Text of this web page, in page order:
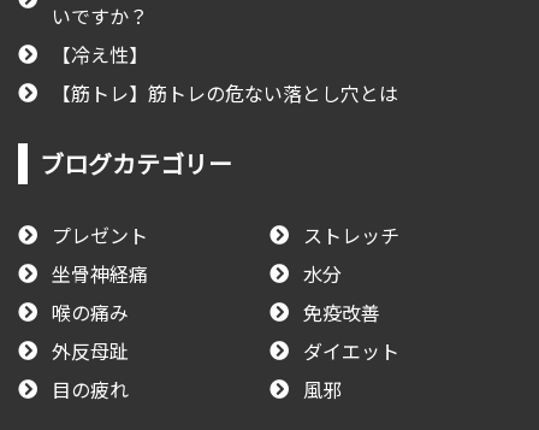
いですか？
【冷え性】
【筋トレ】筋トレの危ない落とし穴とは
ブログカテゴリー
プレゼント
ストレッチ
坐骨神経痛
水分
喉の痛み
免疫改善
外反母趾
ダイエット
目の疲れ
風邪